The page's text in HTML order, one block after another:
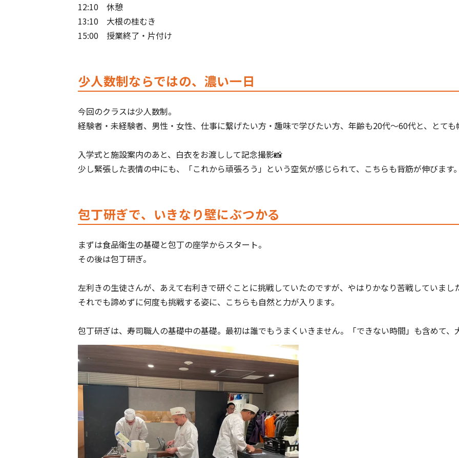
12:10 休憩
13:10 大根の桂むき
15:00 授業終了・片付け
少人数制ならではの、濃い一日
今回のクラスは少人数制。
経験者・未経験者、男性・女性、仕事に繋げたい方・趣味で学びたい方、年齢も20代〜60代と、とても
入学式と施設案内のあと、白衣をお渡しして記念撮影📸
少し緊張した表情の中にも、「これから頑張ろう」という空気が感じられて、こちらも背筋が伸びます。
包丁研ぎで、いきなり壁にぶつかる
まずは食品衛生の基礎と包丁の座学からスタート。
その後は包丁研ぎ。
左利きの生徒さんが、あえて右利きで研ぐことに挑戦していたのですが、やはりかなり苦戦していまし
それでも諦めずに何度も挑戦する姿に、こちらも自然と力が入ります。
包丁研ぎは、寿司職人の基礎中の基礎。最初は誰でもうまくいきません。「できない時間」も含めて、